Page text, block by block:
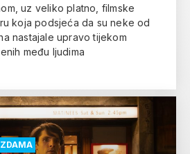
uz veliko platno, filmske
koja podsjeća da su neke od
nastajale upravo tijekom
među ljudima